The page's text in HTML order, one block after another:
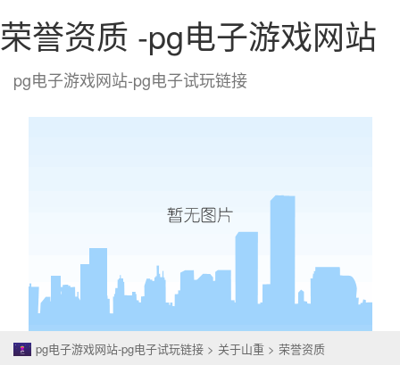
荣誉资质 -pg电子游戏网站
pg电子游戏网站-pg电子试玩链接
pg电子游戏网站-pg电子试玩链接 > 关于山重 > 荣誉资质